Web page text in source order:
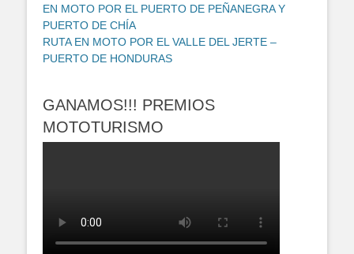
EN MOTO POR EL PUERTO DE PEÑANEGRA Y
PUERTO DE CHÍA
RUTA EN MOTO POR EL VALLE DEL JERTE –
PUERTO DE HONDURAS
GANAMOS!!! PREMIOS
MOTOTURISMO